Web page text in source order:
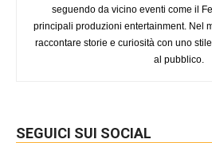
seguendo da vicino eventi come il
principali produzioni entertainment. Nel
raccontare storie e curiosità con uno
al pubblico.
SEGUICI SUI SOCIAL